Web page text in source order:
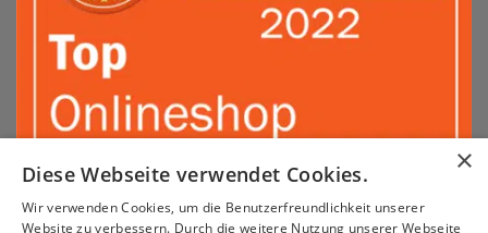
Sepa PayPal Amazon Apple
Google
Klarna
×
Diese Webseite verwendet Cookies.
Wir verwenden Cookies, um die Benutzerfreundlichkeit unserer
Website zu verbessern. Durch die weitere Nutzung unserer Webseite